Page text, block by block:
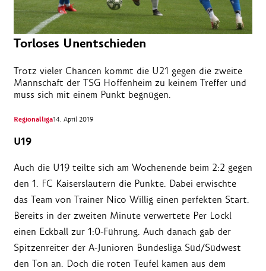
Torloses Unentschieden
Trotz vieler Chancen kommt die U21 gegen die zweite
Mannschaft der TSG Hoffenheim zu keinem Treffer und
muss sich mit einem Punkt begnügen.
Regionalliga14. April 2019
U19
Auch die U19 teilte sich am Wochenende beim 2:2 gegen
den 1. FC Kaiserslautern die Punkte. Dabei erwischte
das Team von Trainer Nico Willig einen perfekten Start.
Bereits in der zweiten Minute verwertete Per Lockl
einen Eckball zur 1:0-Führung. Auch danach gab der
Spitzenreiter der A-Junioren Bundesliga Süd/Südwest
den Ton an. Doch die roten Teufel kamen aus dem